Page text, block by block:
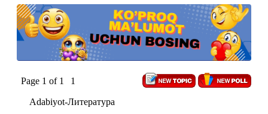
Page 1 of 1 1
Adabiyot-Литература